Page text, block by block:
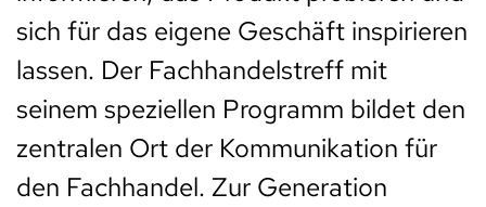
sich für das eigene Geschäft inspirieren
lassen. Der Fachhandelstreff mit
seinem speziellen Programm bildet den
zentralen Ort der Kommunikation für
den Fachhandel. Zur Generation